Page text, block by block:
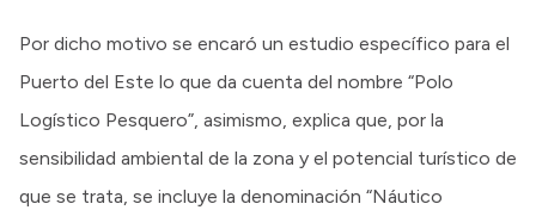
Por dicho motivo se encaró un estudio específico para el
Puerto del Este lo que da cuenta del nombre “Polo
Logístico Pesquero”, asimismo, explica que, por la
sensibilidad ambiental de la zona y el potencial turístico de
que se trata, se incluye la denominación “Náutico